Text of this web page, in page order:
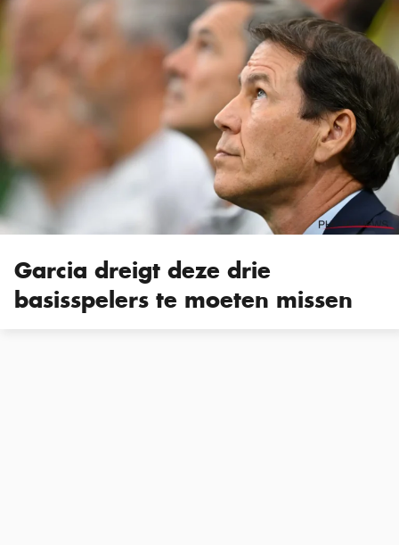
Garcia dreigt deze drie
basisspelers te moeten missen